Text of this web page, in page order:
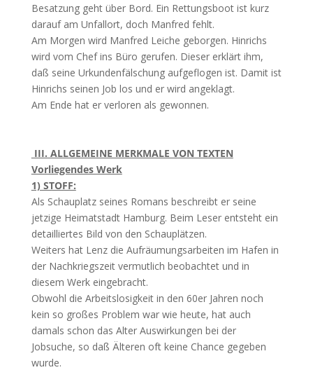
Besatzung geht über Bord. Ein Rettungsboot ist kurz
darauf am Unfallort, doch Manfred fehlt.
Am Morgen wird Manfred Leiche geborgen. Hinrichs
wird vom Chef ins Büro gerufen. Dieser erklärt ihm,
daß seine Urkundenfälschung aufgeflogen ist. Damit ist
Hinrichs seinen Job los und er wird angeklagt.
Am Ende hat er verloren als gewonnen.
III. ALLGEMEINE MERKMALE VON TEXTEN
Vorliegendes Werk
1) STOFF:
Als Schauplatz seines Romans beschreibt er seine
jetzige Heimatstadt Hamburg. Beim Leser entsteht ein
detailliertes Bild von den Schauplätzen.
Weiters hat Lenz die Aufräumungsarbeiten im Hafen in
der Nachkriegszeit vermutlich beobachtet und in
diesem Werk eingebracht.
Obwohl die Arbeitslosigkeit in den 60er Jahren noch
kein so großes Problem war wie heute, hat auch
damals schon das Alter Auswirkungen bei der
Jobsuche, so daß Älteren oft keine Chance gegeben
wurde.